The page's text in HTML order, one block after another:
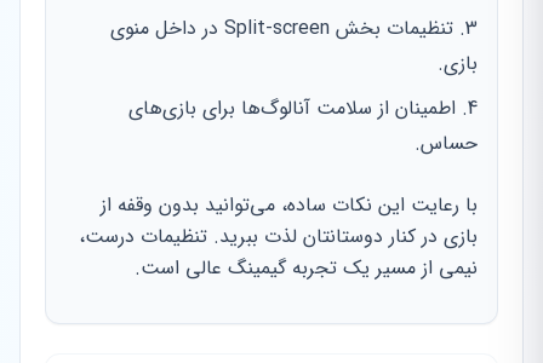
تنظیمات بخش Split-screen در داخل منوی
بازی.
اطمینان از سلامت آنالوگ‌ها برای بازی‌های
حساس.
با رعایت این نکات ساده، می‌توانید بدون وقفه از
بازی در کنار دوستانتان لذت ببرید. تنظیمات درست،
نیمی از مسیر یک تجربه گیمینگ عالی است.